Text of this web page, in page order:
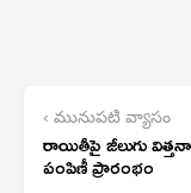
‹ మునుపటి వ్యాసం
రాయితీపై జీలుగు
పంపిణీ ప్రారంభం